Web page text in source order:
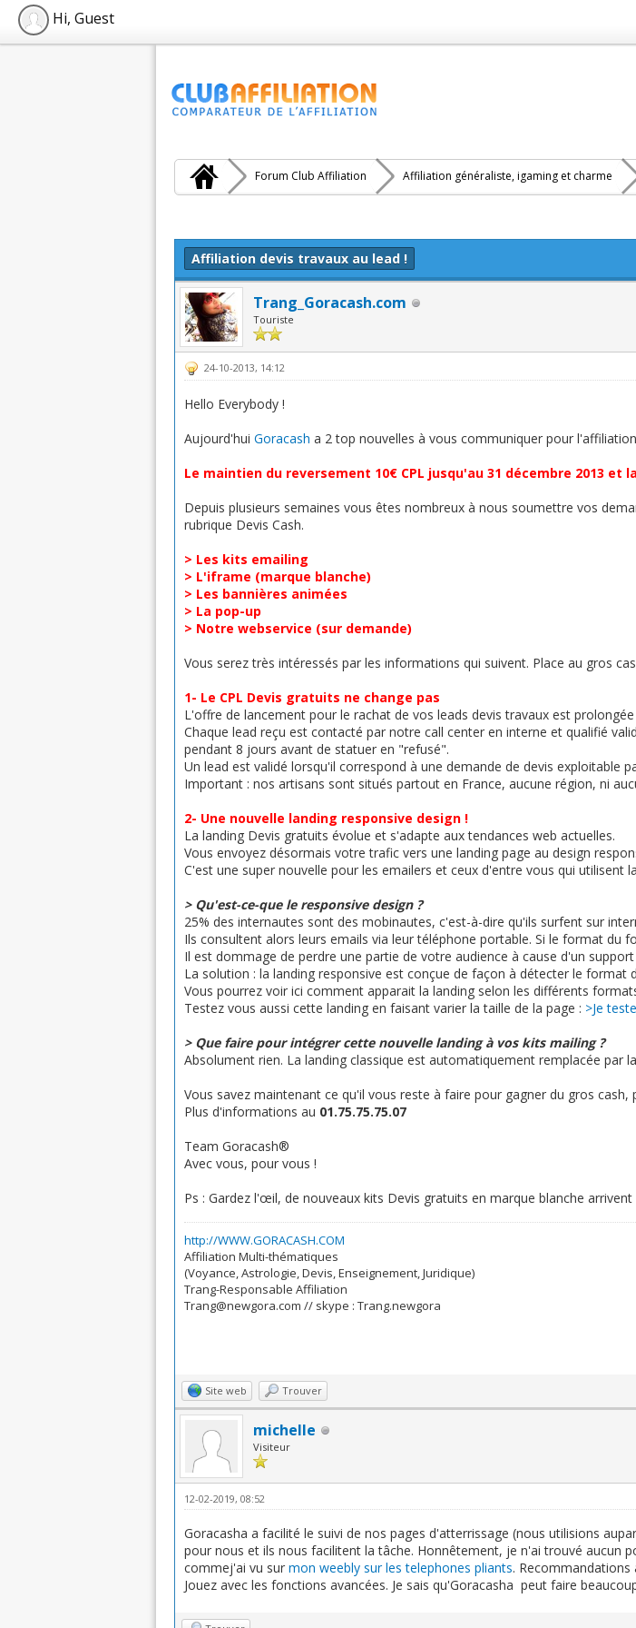
Hi, Guest
Forum Club Affiliation Affiliation généraliste, igaming et charme
Affiliation devis travaux au lead !
Trang_Goracash.com
Touriste
24-10-2013, 14:12
Hello Everybody !
Aujourd'hui Goracash a 2 top nouvelles à vous communiquer pour
Le maintien du reversement 10€ CPL jusqu'au 31 décembre 2013
Depuis plusieurs semaines vous êtes nombreux à nous soumettre vos
rubrique Devis Cash.
> Les kits emailing
> L'iframe (marque blanche)
> Les bannières animées
> La pop-up
> Notre webservice (sur demande)
Vous serez très intéressés par les informations qui suivent. Place au gros
1- Le CPL Devis gratuits ne change pas
L'offre de lancement pour le rachat de vos leads devis travaux est
Chaque lead reçu est contacté par notre call center en interne et qualifié
pendant 8 jours avant de statuer en "refusé".
Un lead est validé lorsqu'il correspond à une demande de devis exploitable
Important : nos artisans sont situés partout en France, aucune région, ni
2- Une nouvelle landing responsive design !
La landing Devis gratuits évolue et s'adapte aux tendances web actuelles.
Vous envoyez désormais votre trafic vers une landing page au design
C'est une super nouvelle pour les emailers et ceux d'entre vous qui
> Qu'est-ce-que le responsive design ?
25% des internautes sont des mobinautes, c'est-à-dire qu'ils surfent sur
Ils consultent alors leurs emails via leur téléphone portable. Si le format du
Il est dommage de perdre une partie de votre audience à cause d'un
La solution : la landing responsive est conçue de façon à détecter le format
Vous pourrez voir ici comment apparait la landing selon les différents
Testez vous aussi cette landing en faisant varier la taille de la page : >Je
> Que faire pour intégrer cette nouvelle landing à vos kits mailing ?
Absolument rien. La landing classique est automatiquement remplacée par
Vous savez maintenant ce qu'il vous reste à faire pour gagner du gros cash,
Plus d'informations au 01.75.75.75.07
Team Goracash®
Avec vous, pour vous !
Ps : Gardez l'œil, de nouveaux kits Devis gratuits en marque blanche
http://WWW.GORACASH.COM
Affiliation Multi-thématiques
(Voyance, Astrologie, Devis, Enseignement, Juridique)
Trang-Responsable Affiliation
Trang@newgora.com // skype : Trang.newgora
Site web Trouver
michelle
Visiteur
12-02-2019, 08:52
Goracasha a facilité le suivi de nos pages d'atterrissage (nous utilisions
pour nous et ils nous facilitent la tâche. Honnêtement, je n'ai trouvé aucun
commej'ai vu sur mon weebly sur les telephones pliants. Recommandations
Jouez avec les fonctions avancées. Je sais qu'Goracasha peut faire